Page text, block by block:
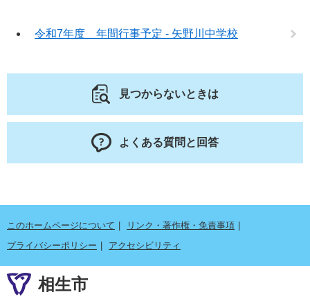
令和7年度 年間行事予定 - 矢野川中学校
見つからないときは
よくある質問と回答
このホームページについて
リンク・著作権・免責事項
プライバシーポリシー
アクセシビリティ
相生市